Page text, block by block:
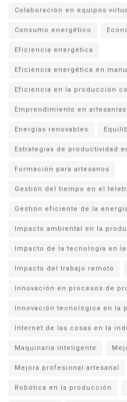
Colaboración en equipos
Consumo energético
Eficiencia energética
Eficiencia energética en
Eficiencia en la producción
Emprendimiento en artesanías
Energías renovables
Estrategias de productividad
Formación para artesanos
Gestión del tiempo en el
Gestión eficiente de la energía
Impacto ambiental en la
Impacto de la tecnología en
Impacto del trabajo remoto
Innovación en procesos de
Innovación tecnológica en la
Internet de las cosas en la
Maquinaria inteligente
Mejora profesional artesanal
Robótica en la producción